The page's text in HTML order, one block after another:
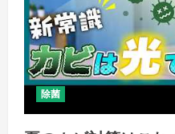
除菌